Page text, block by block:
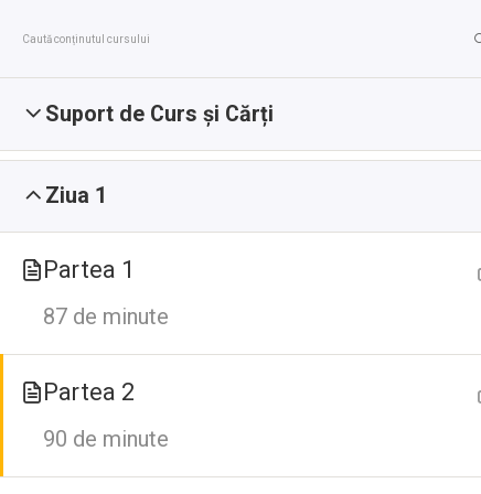
Prima pagină
Suport de Curs și Cărți
Ziua 1
Partea 1
87 de minute
Partea 2
90 de minute